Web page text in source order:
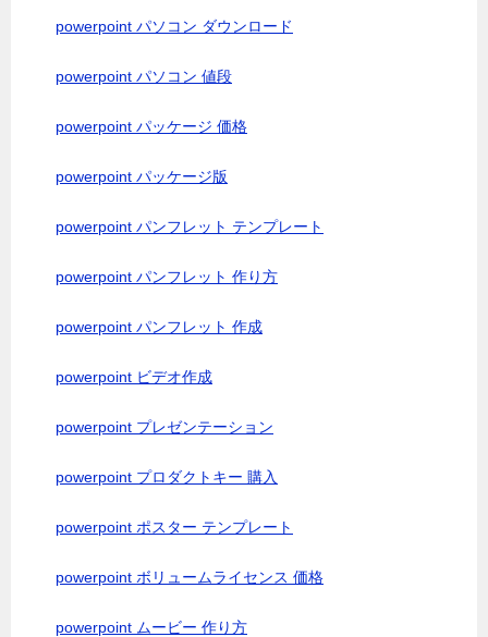
powerpoint パソコン ダウンロード
powerpoint パソコン 値段
powerpoint パッケージ 価格
powerpoint パッケージ版
powerpoint パンフレット テンプレート
powerpoint パンフレット 作り方
powerpoint パンフレット 作成
powerpoint ビデオ作成
powerpoint プレゼンテーション
powerpoint プロダクトキー 購入
powerpoint ポスター テンプレート
powerpoint ボリュームライセンス 価格
powerpoint ムービー 作り方